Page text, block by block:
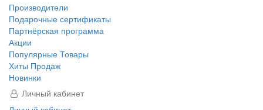
Производители
Подарочные сертификаты
Партнёрская программа
Акции
Популярные Товары
Хиты Продаж
Новинки
Личный кабинет